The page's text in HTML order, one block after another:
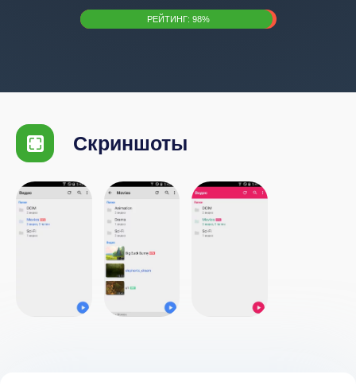
РЕЙТИНГ: 98%
Скриншоты